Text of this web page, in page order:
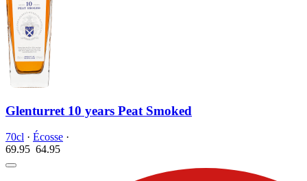
Glenturret 10 years Peat Smoked
70cl · Écosse ·
69.95 64.95